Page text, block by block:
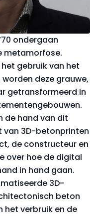
ondergaan
metamorfose.
gebruik van het
deze grauwe,
getransformeerd in
de hand van dit
van 3D-betonprinten
de constructeur en
over hoe de digital
in hand gaan.
3D-
beton
het verbruik en de